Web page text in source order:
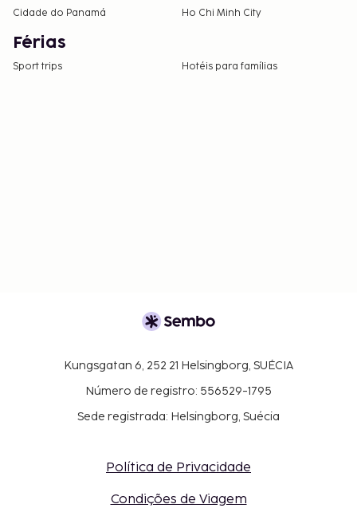
Cidade do Panamá
Ho Chi Minh City
Férias
Sport trips Hotéis para famílias
Kungsgatan 6, 252 21 Helsingborg, SUÉCIA
Número de registro: 556529-1795
Sede registrada: Helsingborg, Suécia
Política de Privacidade
Condições de Viagem